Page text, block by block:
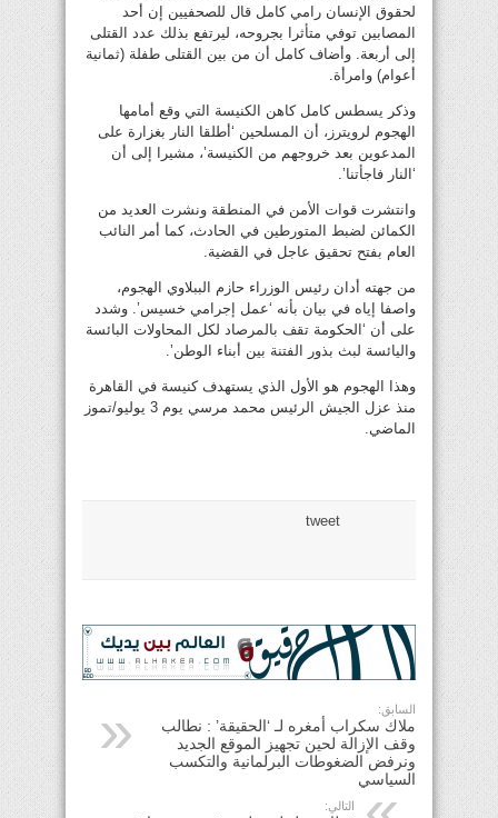
لحقوق الإنسان رامي كامل قال للصحفيين إن أحد
المصابين توفي متأثرا بجروحه، ليرتفع بذلك عدد القتلى
إلى أربعة. وأضاف كامل أن من بين القتلى طفلة (ثمانية
أعوام) وامرأة.
وذكر يسطس كامل كاهن الكنيسة التي وقع أمامها
الهجوم لرويترز، أن المسلحين ‘أطلقا النار بغزارة على
المدعوين بعد خروجهم من الكنيسة’، مشيرا إلى أن
‘النار فاجأتنا’.
وانتشرت قوات الأمن في المنطقة ونشرت العديد من
الكمائن لضبط المتورطين في الحادث، كما أمر النائب
العام بفتح تحقيق عاجل في القضية.
من جهته أدان رئيس الوزراء حازم الببلاوي الهجوم،
واصفا إياه في بيان بأنه ‘عمل إجرامي خسيس’. وشدد
على أن ‘الحكومة تقف بالمرصاد لكل المحاولات البائسة
واليائسة لبث بذور الفتنة بين أبناء الوطن’.
وهذا الهجوم هو الأول الذي يستهدف كنيسة في القاهرة
منذ عزل الجيش الرئيس محمد مرسي يوم 3 يوليو/تموز
الماضي.
tweet
السابق:
ملاك سكراب أمغره لـ ‘الحقيقة’ : نطالب
وقف الإزالة لحين تجهيز الموقع الجديد
ونرفض الضغوطات البرلمانية والتكسب
السياسي
التالي: